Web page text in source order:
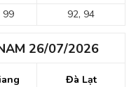
99 92, 94
26/07/2026
Đà Lạt